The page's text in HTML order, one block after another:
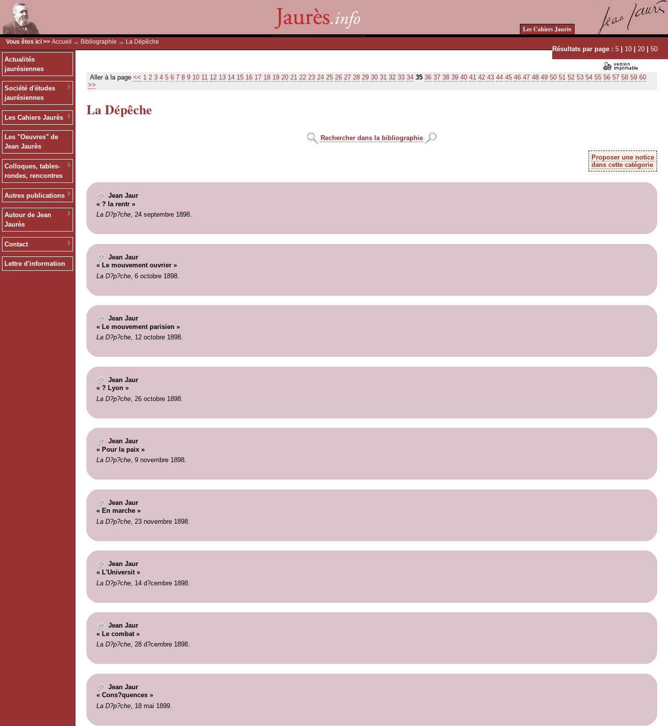
Les Cahiers Jaurès
Vous êtes ici >> Accueil → Bibliographie → La Dépêche
Résultats par page : 5 | 10 | 20 | 50
Actualités
jaurésiennes
Société d'études
jaurésiennes
Les Cahiers Jaurès
Les "Oeuvres" de
Jean Jaurès
Colloques, tables-
rondes, rencontres
Autres publications
Autour de Jean
Jaurès
Contact
Lettre d'information
Aller à la page << 1 2 3 4 5 6 7 8 9 10 11 12 13 14 15 16 17 18 19 20 21 22 23 24 25 26 27 28 29 30 31 32 33 34 35 36 37 38 39 40 41 42 43 44 45 46 47 48 49 50 51 52 53 54 55 56 57 58 59 60
>>
La Dépêche
Rechercher dans la bibliographie
Proposer une notice
dans cette catégorie
Jean Jaur
« ? la rentr »
La D?p?che, 24 septembre 1898.
Jean Jaur
« Le mouvement ouvrier »
La D?p?che, 6 octobre 1898.
Jean Jaur
« Le mouvement parisien »
La D?p?che, 12 octobre 1898.
Jean Jaur
« ? Lyon »
La D?p?che, 26 octobre 1898.
Jean Jaur
« Pour la paix »
La D?p?che, 9 novembre 1898.
Jean Jaur
« En marche »
La D?p?che, 23 novembre 1898.
Jean Jaur
« L'Universit »
La D?p?che, 14 d?cembre 1898.
Jean Jaur
« Le combat »
La D?p?che, 28 d?cembre 1898.
Jean Jaur
« Cons?quences »
La D?p?che, 18 mai 1899.